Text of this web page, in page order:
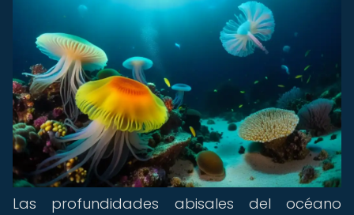
Las profundidades abisales del océano